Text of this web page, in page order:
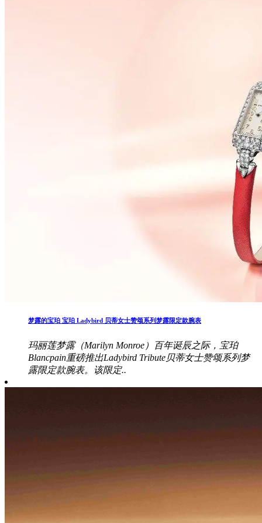
梦露的宝珀 宝珀 Ladybird 贝蒂女士赞颂系列梦露限定款腕表
玛丽莲梦露（Marilyn Monroe）百年诞辰之际，宝珀
Blancpain重磅推出Ladybird Tribute贝蒂女士赞颂系列梦
露限定款腕表。该限定..